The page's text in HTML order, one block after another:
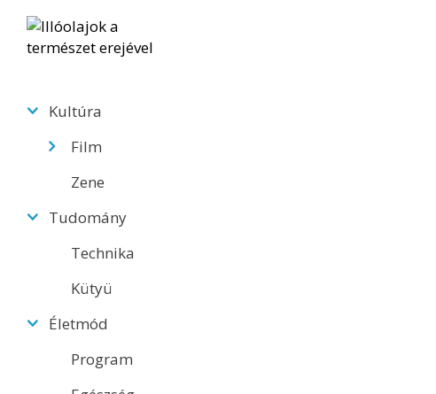
Kultúra
Film
Zene
Tudomány
Technika
Kütyü
Életmód
Program